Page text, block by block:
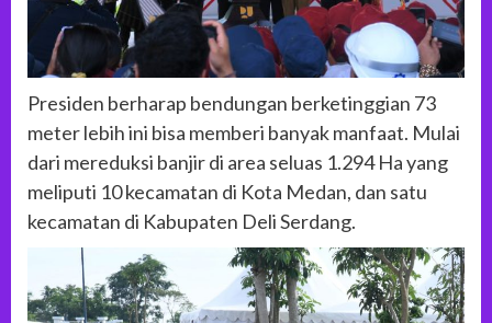
Presiden berharap bendungan berketinggian 73
meter lebih ini bisa memberi banyak manfaat. Mulai
dari mereduksi banjir di area seluas 1.294 Ha yang
meliputi 10 kecamatan di Kota Medan, dan satu
kecamatan di Kabupaten Deli Serdang.